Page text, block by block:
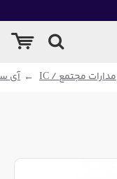
مدارات مجتمع / IC آی